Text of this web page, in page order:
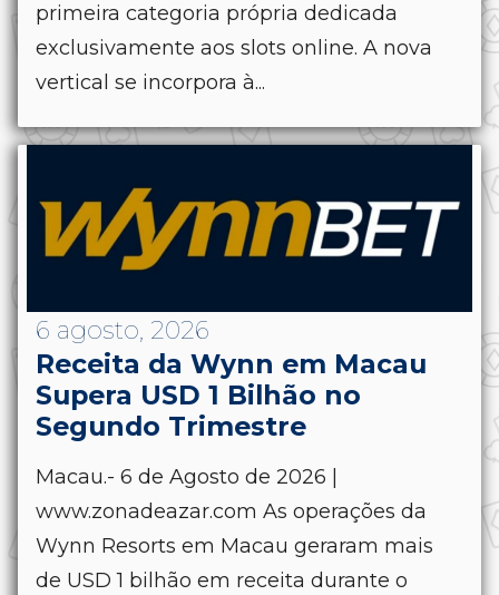
primeira categoria própria dedicada
exclusivamente aos slots online. A nova
vertical se incorpora à...
6 agosto, 2026
Receita da Wynn em Macau
Supera USD 1 Bilhão no
Segundo Trimestre
Macau.- 6 de Agosto de 2026 |
www.zonadeazar.com As operações da
Wynn Resorts em Macau geraram mais
de USD 1 bilhão em receita durante o